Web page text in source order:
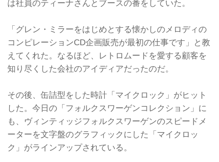
は社員のティーナさんとブースの番をしていた。
「グレン・ミラーをはじめとする懐かしのメロディの
コンピレーションCD企画販売が最初の仕事です」と教
えてくれた。なるほど、レトロムードを愛する顧客を
知り尽くした会社のアイディアだったのだ。
その後、缶詰型をした時計「マイクロック」がヒット
した。今日の「フォルクスワーゲンコレクション」に
も、ヴィンティッジフォルクスワーゲンのスピードメ
ーターを文字盤のグラフィックにした「マイクロッ
ク」がラインアップされている。